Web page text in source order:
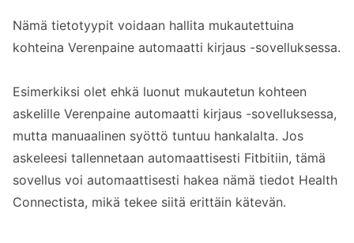
Nämä tietotyypit voidaan hallita mukautettuina
kohteina Verenpaine automaatti kirjaus -sovelluksessa.
Esimerkiksi olet ehkä luonut mukautetun kohteen
askelille Verenpaine automaatti kirjaus -sovelluksessa,
mutta manuaalinen syöttö tuntuu hankalalta. Jos
askeleesi tallennetaan automaattisesti Fitbitiin, tämä
sovellus voi automaattisesti hakea nämä tiedot Health
Connectista, mikä tekee siitä erittäin kätevän.